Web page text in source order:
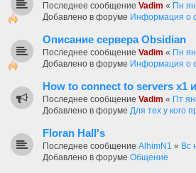
Последнее сообщение Vadim « Пн
Добавлено в форуме Информация о
Описание сервера Obsidian
Последнее сообщение Vadim « Пн
Добавлено в форуме Информация о
How to connect to servers х1
Последнее сообщение Vadim « Пт
Добавлено в форуме Для тех у кого
Floran Hall's
Последнее сообщение AlhimN1 « Вс
Добавлено в форуме Общение